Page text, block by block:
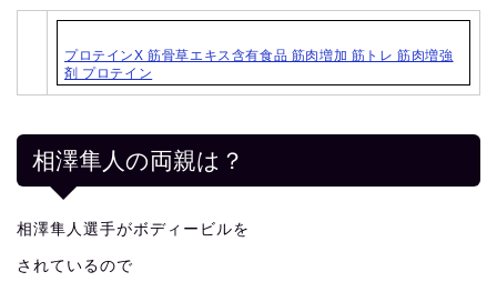
プロテインX 筋骨草エキス含有食品 筋肉増加 筋トレ 筋肉増強
剤 プロテイン
相澤隼人の両親は？
相澤隼人選手がボディービルを
されているので